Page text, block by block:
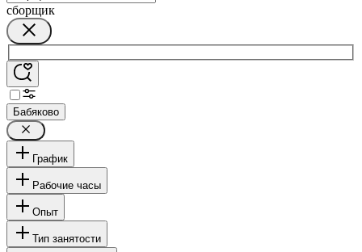
сборщик
Бабяково
График
Рабочие часы
Опыт
Тип занятости